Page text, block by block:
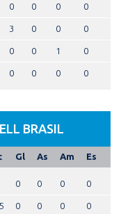
0 0 0 0
3 0 0 0
0 0 1 0
0 0 0 0
BRASIL
Gl As Am Es
0 0 0 0
0 0 0 0